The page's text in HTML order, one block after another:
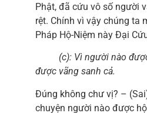
Phật, đã cứu vô số người
rệt. Chính vì vậy chúng ta
Pháp Hộ-Niệm này Đại
(c): Vì người nào được
được vãng sanh cả.
Đúng không chư vị? –
chuyện người nào được